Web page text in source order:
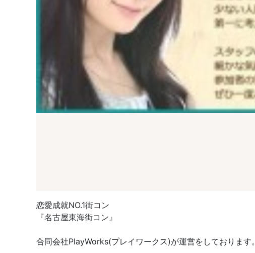
恋愛成就NO.1街コン
『名古屋東海街コン』
合同会社PlayWorks(プレイワークス)が運営をしております。